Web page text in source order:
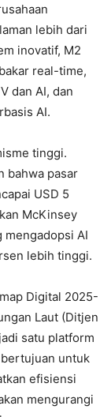
lebih dari
inovatif, M2
real-time,
dan AI, dan
AI.
tinggi.
bahwa pasar
USD 5
McKinsey
mengadopsi AI
lebih tinggi.
Digital 2025-
Laut (Ditjen
satu platform
untuk
efisiensi
mengurangi